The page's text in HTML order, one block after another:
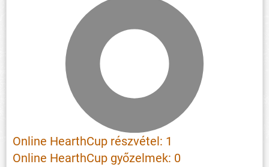
Online HearthCup részvétel: 1
Online HearthCup győzelmek: 0